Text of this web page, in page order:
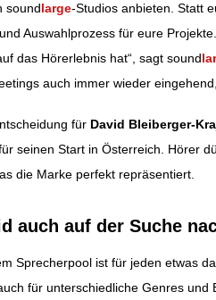
soundlarge-Studios anbieten. Statt
Auswahlprozess für eure
das Hörerlebnis hat“, sagt sound
auch immer wieder
für David Bleiberger-
seinen Start in Österreich. Hörer
die Marke perfekt repräsentiert.
auch auf der Suche
Sprecherpool ist für jeden etwas
für unterschiedliche Genres